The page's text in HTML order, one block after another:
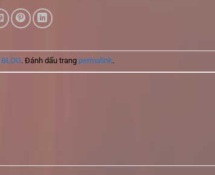
BLOG. Đánh dấu trang permalink.